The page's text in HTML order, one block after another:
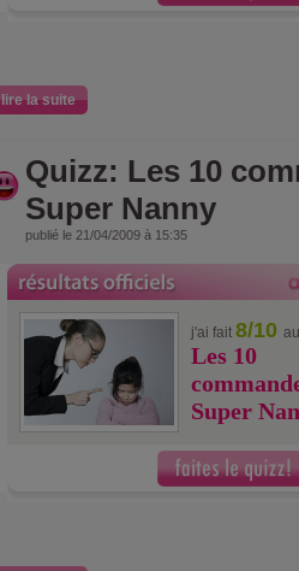
lire la suite
Quizz: Les 10
Super Nanny
publié le 21/04/2009 à 15:35
j'ai fait 8/10
Les 10
Super